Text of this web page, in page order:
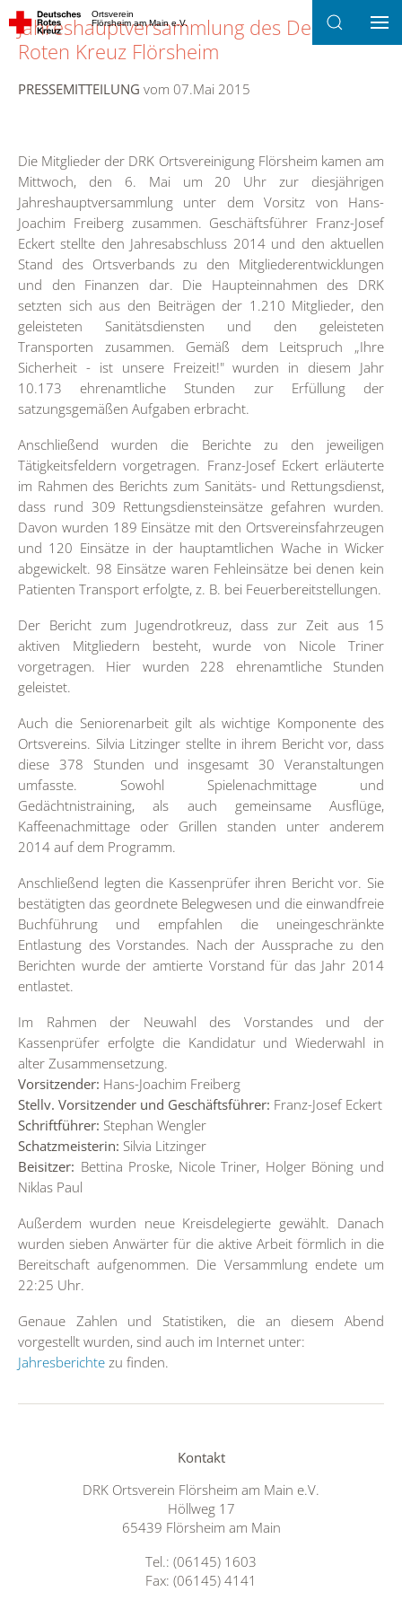
Zum Hauptinhalt springen
Ortsverein
Flörsheim am Main e.V.
Jahreshauptversammlung des Deutschen
Roten Kreuz Flörsheim
PRESSEMITTEILUNG vom 07.Mai 2015
Die Mitglieder der DRK Ortsvereinigung Flörsheim kamen am
Mittwoch, den 6. Mai um 20 Uhr zur diesjährigen
Jahreshauptversammlung unter dem Vorsitz von Hans-
Joachim Freiberg zusammen. Geschäftsführer Franz-Josef
Eckert stellte den Jahresabschluss 2014 und den aktuellen
Stand des Ortsverbands zu den Mitgliederentwicklungen
und den Finanzen dar. Die Haupteinnahmen des DRK
setzten sich aus den Beiträgen der 1.210 Mitglieder, den
geleisteten Sanitätsdiensten und den geleisteten
Transporten zusammen. Gemäß dem Leitspruch „Ihre
Sicherheit - ist unsere Freizeit!" wurden in diesem Jahr
10.173 ehrenamtliche Stunden zur Erfüllung der
satzungsgemäßen Aufgaben erbracht.
Anschließend wurden die Berichte zu den jeweiligen
Tätigkeitsfeldern vorgetragen. Franz-Josef Eckert erläuterte
im Rahmen des Berichts zum Sanitäts- und Rettungsdienst,
dass rund 309 Rettungsdiensteinsätze gefahren wurden.
Davon wurden 189 Einsätze mit den Ortsvereinsfahrzeugen
und 120 Einsätze in der hauptamtlichen Wache in Wicker
abgewickelt. 98 Einsätze waren Fehleinsätze bei denen kein
Patienten Transport erfolgte, z. B. bei Feuerbereitstellungen.
Der Bericht zum Jugendrotkreuz, dass zur Zeit aus 15
aktiven Mitgliedern besteht, wurde von Nicole Triner
vorgetragen. Hier wurden 228 ehrenamtliche Stunden
geleistet.
Auch die Seniorenarbeit gilt als wichtige Komponente des
Ortsvereins. Silvia Litzinger stellte in ihrem Bericht vor, dass
diese 378 Stunden und insgesamt 30 Veranstaltungen
umfasste. Sowohl Spielenachmittage und
Gedächtnistraining, als auch gemeinsame Ausflüge,
Kaffeenachmittage oder Grillen standen unter anderem
2014 auf dem Programm.
Anschließend legten die Kassenprüfer ihren Bericht vor. Sie
bestätigten das geordnete Belegwesen und die einwandfreie
Buchführung und empfahlen die uneingeschränkte
Entlastung des Vorstandes. Nach der Aussprache zu den
Berichten wurde der amtierte Vorstand für das Jahr 2014
entlastet.
Im Rahmen der Neuwahl des Vorstandes und der
Kassenprüfer erfolgte die Kandidatur und Wiederwahl in
alter Zusammensetzung.
Vorsitzender: Hans-Joachim Freiberg
Stellv. Vorsitzender und Geschäftsführer: Franz-Josef Eckert
Schriftführer: Stephan Wengler
Schatzmeisterin: Silvia Litzinger
Beisitzer: Bettina Proske, Nicole Triner, Holger Böning und
Niklas Paul
Außerdem wurden neue Kreisdelegierte gewählt. Danach
wurden sieben Anwärter für die aktive Arbeit förmlich in die
Bereitschaft aufgenommen. Die Versammlung endete um
22:25 Uhr.
Genaue Zahlen und Statistiken, die an diesem Abend
vorgestellt wurden, sind auch im Internet unter:
Jahresberichte zu finden.
Kontakt
DRK Ortsverein Flörsheim am Main e.V.
Höllweg 17
65439 Flörsheim am Main
Tel.: (06145) 1603
Fax: (06145) 4141